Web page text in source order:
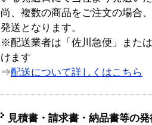
尚、複数の商品をご注文の場合
発送となります。
※配送業者は「佐川急便」また
けます
⇒配送について詳しくはこちら
見積書・請求書・納品書等の